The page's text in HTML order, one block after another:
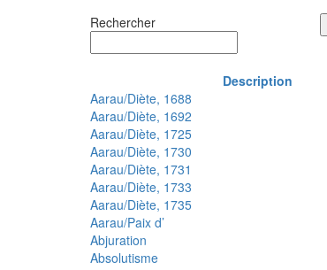
Rechercher
Description
Aarau/Diète, 1688
Aarau/Diète, 1692
Aarau/Diète, 1725
Aarau/Diète, 1730
Aarau/Diète, 1731
Aarau/Diète, 1733
Aarau/Diète, 1735
Aarau/Paix d’
Abjuration
Absolutisme